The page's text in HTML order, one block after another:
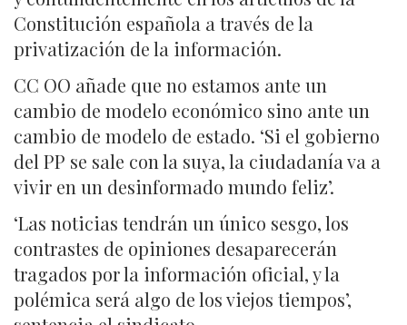
Constitución española a través de la
privatización de la información.
CC OO añade que no estamos ante un
cambio de modelo económico sino ante un
cambio de modelo de estado. ‘Si el gobierno
del PP se sale con la suya, la ciudadanía va a
vivir en un desinformado mundo feliz’.
‘Las noticias tendrán un único sesgo, los
contrastes de opiniones desaparecerán
tragados por la información oficial, y la
polémica será algo de los viejos tiempos’,